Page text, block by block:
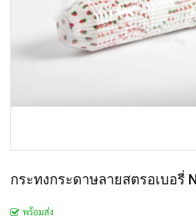
กระทงกระดาษลายสตรอเบอรี่
พร้อมส่ง